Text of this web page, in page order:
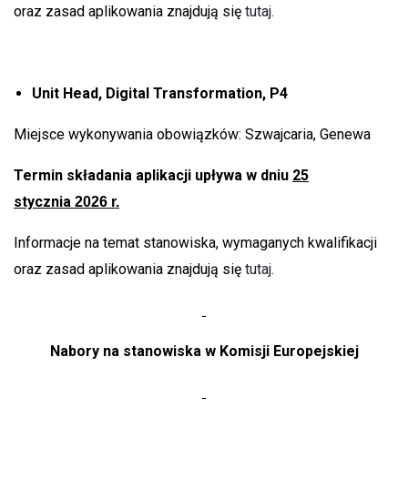
oraz zasad aplikowania znajdują się tutaj.
Unit Head, Digital Transformation, P4
Miejsce wykonywania obowiązków: Szwajcaria, Genewa
Termin składania aplikacji upływa w dniu 25
stycznia 2026 r.
Informacje na temat stanowiska, wymaganych kwalifikacji
oraz zasad aplikowania znajdują się tutaj.
Nabory na stanowiska w Komisji Europejskiej